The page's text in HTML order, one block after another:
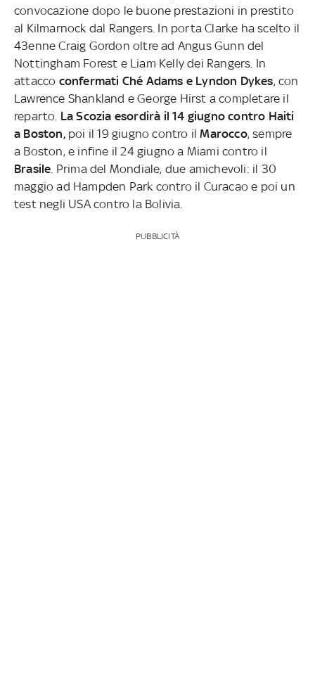
convocazione dopo le buone prestazioni in prestito
al Kilmarnock dal Rangers. In porta Clarke ha scelto il
43enne Craig Gordon oltre ad Angus Gunn del
Nottingham Forest e Liam Kelly dei Rangers. In
attacco confermati Ché Adams e Lyndon Dykes, con
Lawrence Shankland e George Hirst a completare il
reparto. La Scozia esordirà il 14 giugno contro Haiti
a Boston,poi il 19 giugno contro ilMarocco, sempre
a Boston, e infine il 24 giugno a Miami contro il
Brasile . Prima del Mondiale, due amichevoli: il 30
maggio ad Hampden Park contro il Curacao e poi un
test negli USA contro la Bolivia.
PUBBLICITÀ